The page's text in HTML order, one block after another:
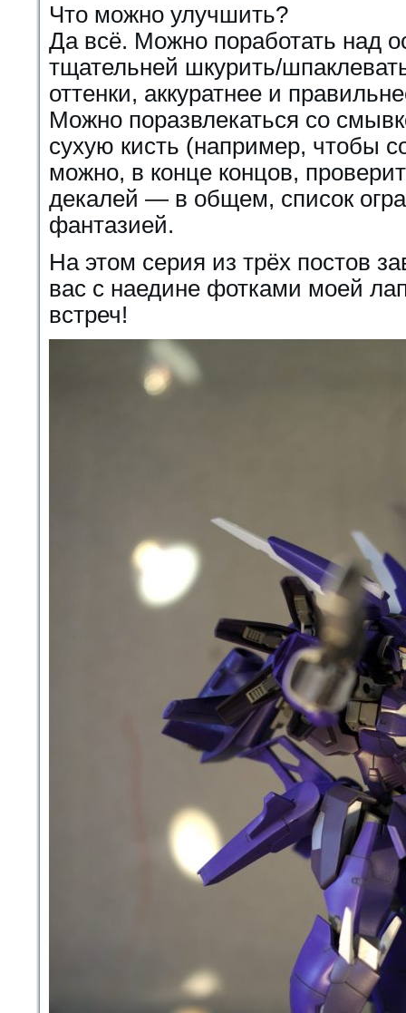
Что можно улучшить?
Да всё. Можно поработать над
тщательней шкурить/
оттенки, аккуратнее и
Можно поразвлекаться со
сухую кисть (например, чтобы
можно, в конце концов,
декалей — в общем, список
фантазией.
На этом серия из трёх постов
вас с наедине фотками моей
встреч!